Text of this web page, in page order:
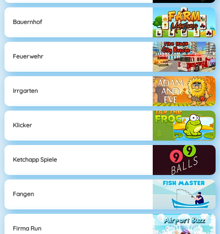
Bauernhof
Feuerwehr
Irrgarten
Klicker
Ketchapp Spiele
Fangen
Firma Run